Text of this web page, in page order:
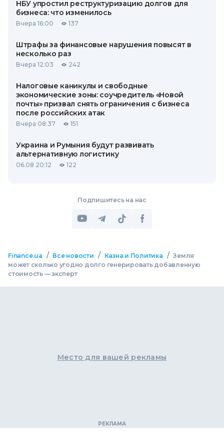
НБУ упростил реструктуризацию долгов для
бизнеса: что изменилось
Вчера 16:00 137
Штрафы за финансовые нарушения повысят в
несколько раз
Вчера 12:03 242
Налоговые каникулы и свободные
экономические зоны: соучредитель «Новой
почты» призвал снять ограничения с бизнеса
после российских атак
Вчера 08:37 151
Украина и Румыния будут развивать
альтернативную логистику
06.08 20:12 122
Подпишитесь на нас
Finance.ua / Все новости / Казна и Политика / Земля
может сколько угодно долго генерировать добавленную
стоимость — эксперт
Место для вашей рекламы